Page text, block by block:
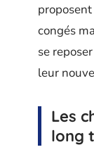
congés
se
leur
Les
long